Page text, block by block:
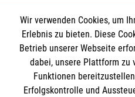
Tafel
Wir verwenden Cookies, um
Erlebnis zu bieten. Diese
Betrieb unserer Webseite
dabei, unsere Plattform zu
Funktionen
Erfolgskontrolle und